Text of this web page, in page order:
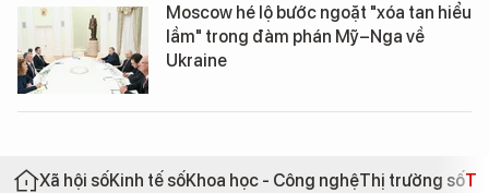
Moscow hé lộ bước ngoặt "xóa tan hiểu
lầm" trong đàm phán Mỹ–Nga về
Ukraine
Xã hội sốKinh tế sốKhoa học - Công nghệThị trường số